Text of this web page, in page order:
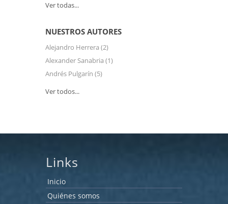
Ver todas...
NUESTROS AUTORES
Alejandro Herrera (2)
Alexander Sanabria (1)
Andrés Pulgarín (5)
Ver todos...
Links
Inicio
Quiénes somos